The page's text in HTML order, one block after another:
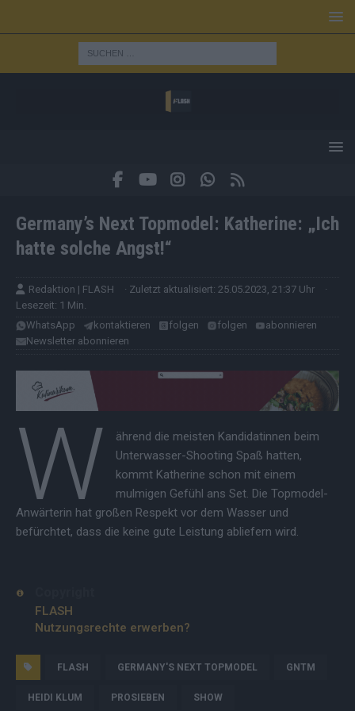
Germany’s Next Topmodel: Katherine: „Ich
hatte solche Angst!“
Redaktion | FLASH · Zuletzt aktualisiert: 25.05.2023, 21:37 Uhr
·
Lesezeit: 1 Min.
WhatsApp
kontaktieren folgen folgen
abonnieren
Newsletter abonnieren
W
ährend die meisten Kandidatinnen beim
Unterwasser-Shooting Spaß hatten,
kommt Katherine schon mit einem
mulmigen Gefühl ans Set. Die Topmodel-
Anwärterin hat großen Respekt vor dem Wasser und
befürchtet, dass die keine gute Leistung abliefern wird.
FLASH
Nutzungsrechte erwerben?
FLASH GERMANY'S NEXT TOPMODEL GNTM
HEIDI KLUM PROSIEBEN SHOW